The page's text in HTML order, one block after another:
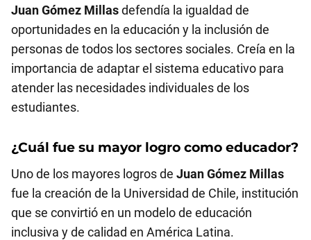
Juan Gómez Millasdefendía la igualdad de
oportunidades en la educación y la inclusión de
personas de todos los sectores sociales. Creía en la
importancia de adaptar el sistema educativo para
atender las necesidades individuales de los
estudiantes.
¿Cuál fue su mayor logro como educador?
Uno de los mayores logros de Juan Gómez Millas
fue la creación de la Universidad de Chile, institución
que se convirtió en un modelo de educación
inclusiva y de calidad en América Latina.